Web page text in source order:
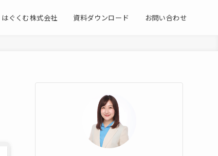
はぐくむ株式会社 資料ダウンロード お問い合わせ